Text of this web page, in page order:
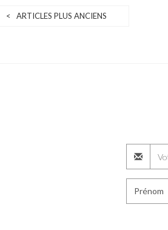
< ARTICLES PLUS ANCIENS
Prénom